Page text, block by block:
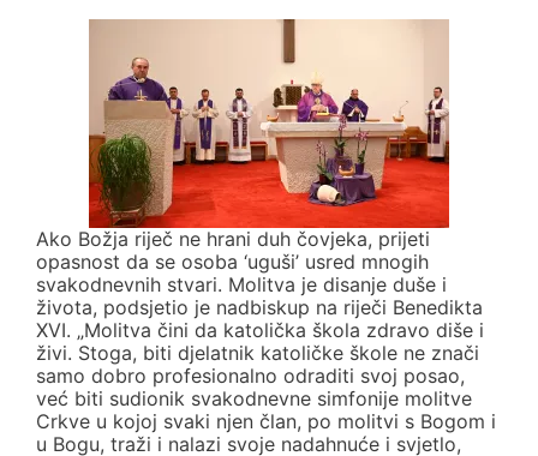
Ako Božja riječ ne hrani duh čovjeka, prijeti
opasnost da se osoba ‘uguši’ usred mnogih
svakodnevnih stvari. Molitva je disanje duše i
života, podsjetio je nadbiskup na riječi Benedikta
XVI. „Molitva čini da katolička škola zdravo diše i
živi. Stoga, biti djelatnik katoličke škole ne znači
samo dobro profesionalno odraditi svoj posao,
već biti sudionik svakodnevne simfonije molitve
Crkve u kojoj svaki njen član, po molitvi s Bogom i
u Bogu, traži i nalazi svoje nadahnuće i svjetlo,